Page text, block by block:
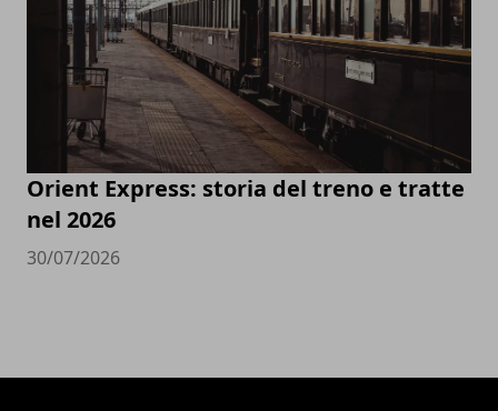
Orient Express: storia del treno e tratte
nel 2026
30/07/2026